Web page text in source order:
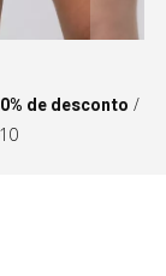
de desconto /